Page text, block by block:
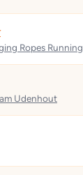
Ropes Running
Udenhout